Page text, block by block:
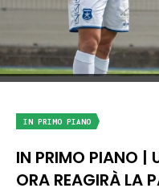
IN PRIMO PIANO
IN PRIMO PIANO |
ORA REAGIRÀ LA